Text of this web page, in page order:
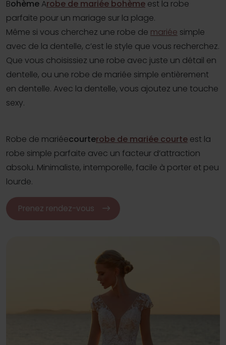
Bohème Arobe de mariée bohème est la robe
parfaite pour un mariage sur la plage.
Même si vous cherchez une robe de mariée simple
avec de la dentelle, c’est le style que vous recherchez.
Que vous choisissiez une robe avec juste un détail en
dentelle, ou une robe de mariée simple entièrement
en dentelle. Avec la dentelle, vous ajoutez une touche
sexy.
Robe de mariéecourterobe de mariée courte est la
robe simple parfaite avec un facteur d’attraction
absolu. Minimaliste, intemporelle, facile à porter et peu
lourde.
Prenez rendez-vous